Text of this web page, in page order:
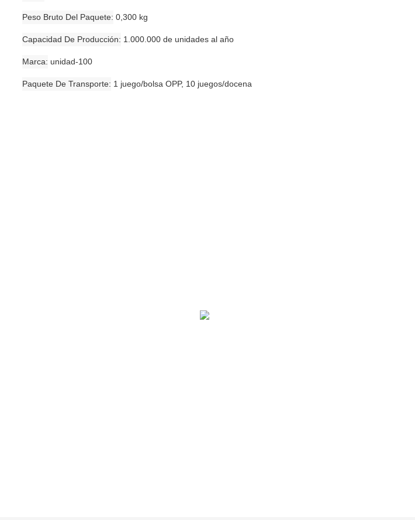
Peso Bruto Del Paquete 0,300 kg
Capacidad De Producción 1.000.000 de unidades al año
Marca unidad-100
Paquete De Transporte 1 juego/bolsa OPP, 10 juegos/docena